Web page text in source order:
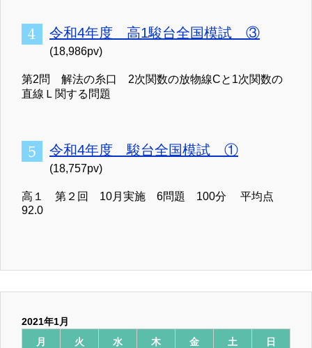
令和4年度 高1駿台全国模試 ③
(18,986pv)
第2問 解法の糸口 2次関数の放物線Cと1次関数の
直線Ｌ関する問題
令和4年度 駿台全国模試 ①
(18,757pv)
高１ 第２回 10月実施 6問題 100分 平均点
92.0
2021年1月
月
火 水 木 金 土 日